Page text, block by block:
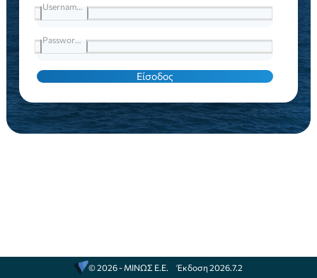
Username
Password
Είσοδος
© 2026 - ΜΙΝΩΣ Ε.Ε. Έκδοση 2026.7.2